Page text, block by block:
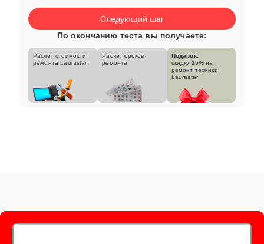
Следующий шаг
По окончанию теста вы получаете:
Расчет стоимости
ремонта Laurastar
Расчет сроков
ремонта
Подарок:
скидку 25% на
ремонт техники
Laurastar